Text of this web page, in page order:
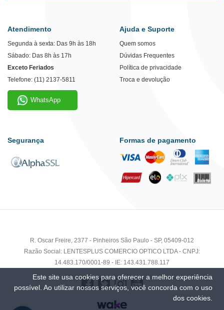
Atendimento
Segunda à sexta: Das 9h às 18h
Sábado: Das 8h às 17h
Exceto Feriados
Telefone: (11) 2137-5811
WhatsApp
Ajuda e Suporte
Quem somos
Dúvidas Frequentes
Política de privacidade
Troca e devolução
Segurança Formas de pagamento
R. Oscar Freire, 2377 - Pinheiros São Paulo - SP, 05409-012
Razão Social: LENTESPLUS COMERCIO OPTICO LTDA - CNPJ:
14.483.170/0001-89 - IE: 143.431.788.117
Este site usa cookies para oferecer a melhor experiência
possível. Ao utilizar nossos serviços, você concorda com o uso
dos cookies.